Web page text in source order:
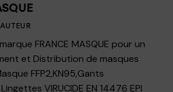
FRANCE MASQUE pour un
et Distribution de masques
FFP2,KN95,Gants
VIRUCIDE EN 14476 EPI